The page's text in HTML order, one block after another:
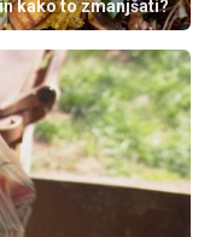
kako to zmanjšati?